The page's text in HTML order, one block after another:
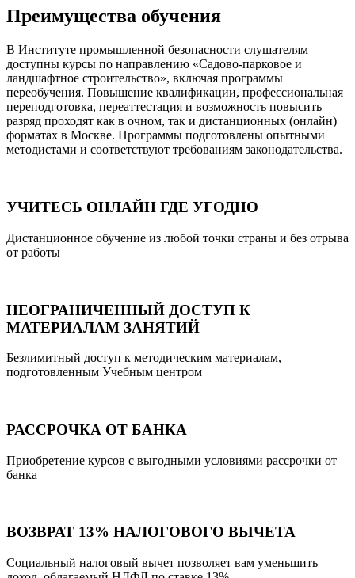
Преимущества обучения
В Институте промышленной безопасности слушателям
доступны курсы по направлению «Садово-парковое и
ландшафтное строительство», включая программы
переобучения. Повышение квалификации, профессиональная
переподготовка, переаттестация и возможность повысить
разряд проходят как в очном, так и дистанционных (онлайн)
форматах в Москве. Программы подготовлены опытными
методистами и соответствуют требованиям законодательства.
УЧИТЕСЬ ОНЛАЙН ГДЕ УГОДНО
Дистанционное обучение из любой точки страны и без отрыва
от работы
НЕОГРАНИЧЕННЫЙ ДОСТУП К
МАТЕРИАЛАМ ЗАНЯТИЙ
Безлимитный доступ к методическим материалам,
подготовленным Учебным центром
РАССРОЧКА ОТ БАНКА
Приобретение курсов с выгодными условиями рассрочки от
банка
ВОЗВРАТ 13% НАЛОГОВОГО ВЫЧЕТА
Социальный налоговый вычет позволяет вам уменьшить